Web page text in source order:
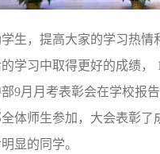
生，提高大家的学习热情
学习中取得更好的成绩，
9月月考表彰会在学校报
体师生参加，大会表彰了
显的同学。